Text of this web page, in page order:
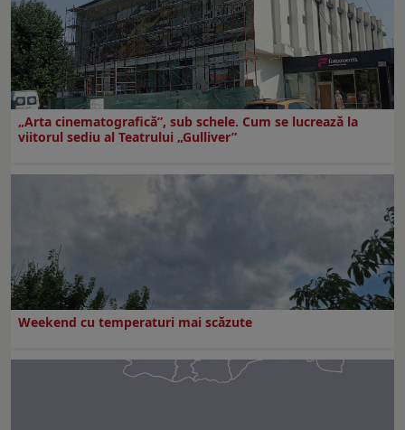
„Arta cinematografică”, sub schele. Cum se lucrează la
viitorul sediu al Teatrului „Gulliver”
Weekend cu temperaturi mai scăzute